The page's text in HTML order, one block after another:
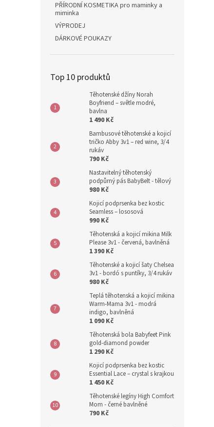
PŘÍRODNÍ KOSMETIKA pro maminky a
miminka
VÝPRODEJ
DÁRKOVÉ POUKAZY
Top 10 produktů
Těhotenské džíny Norah
Boyfriend – světle modré,
bavlna
1 490 Kč
Bambusové těhotenské a kojicí
tričko Abby 3v1 – red wine, 3/4
rukáv
790 Kč
Nastavitelný těhotenský
podpůrný pás BabyBelt - tělový
980 Kč
Kojicí podprsenka bez kostic
Seamless – lososová
990 Kč
Těhotenská a kojicí mikina Milk
Please 3v1 - červená, bavlněná
1 390 Kč
Těhotenské a kojicí šaty Chelsea
3v1 - bordó s puntíky, 3/4 rukáv
980 Kč
Teplá těhotenská a kojicí mikina
Warm-Mama 3v1 - modrá
indigo, bavlněná
1 090 Kč
Těhotenská bola Babyfeet Pink
gold-diamond powder
1 290 Kč
Kojicí podprsenka bez kostic
Essential Lace – crystal s krajkou
1 450 Kč
Těhotenské legíny High Comfort
Mom - černé bavlněné
790 Kč